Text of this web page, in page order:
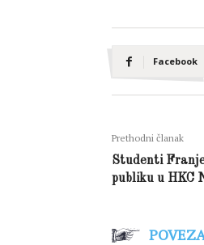
Facebook
Prethodni članak
Studenti
publiku u HKC